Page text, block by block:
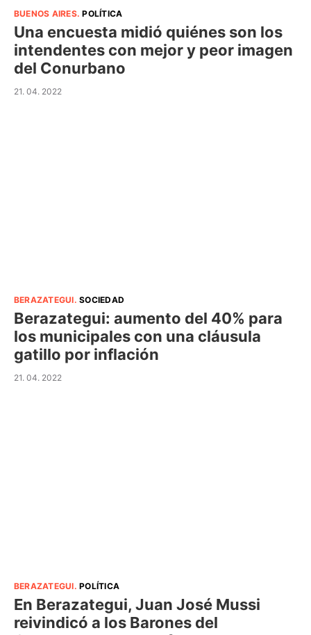
BUENOS AIRES.POLÍTICA
Una encuesta midió quiénes son los
intendentes con mejor y peor imagen
del Conurbano
21. 04. 2022
BERAZATEGUI.SOCIEDAD
Berazategui: aumento del 40% para
los municipales con una cláusula
gatillo por inflación
21. 04. 2022
BERAZATEGUI.POLÍTICA
En Berazategui, Juan José Mussi
reivindicó a los Barones del